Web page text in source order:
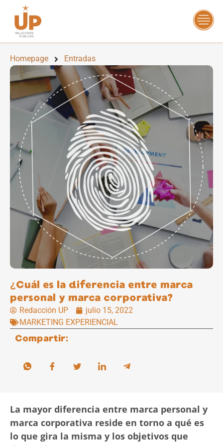
Homepage Entradas
¿Cuál es la diferencia entre marca
personal y marca corporativa?
Redacción UP
julio 15, 2022
MARKETING EXPERIENCIAL
Compartir:
La mayor diferencia entre marca personal y
marca corporativa reside en torno a qué es
lo que gira la misma y los objetivos que